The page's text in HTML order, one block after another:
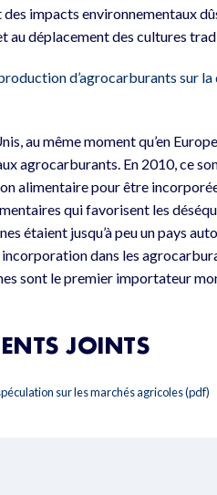
des impacts environnementaux
au déplacement des cultures
d’agrocarburants sur
au même moment qu’en
agrocarburants. En 2010, ce
alimentaire pour être
qui favorisent les
étaient jusqu’à peu un pays
dans les
sont le premier importateur
JOINTS
sur les marchés agricoles (pdf)